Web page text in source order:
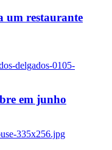
um restaurante
delgados-0105-
em junho
335x256.jpg